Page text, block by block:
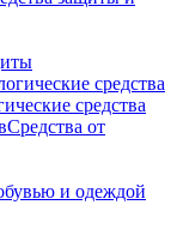
средства
Средства от
и одеждой